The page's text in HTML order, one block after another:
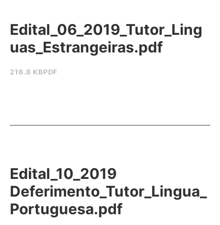
216.8 KBPDF
Edital_06_2019_Tutor_Ling
uas_Estrangeiras.pdf
Edital_10_2019
Deferimento_Tutor_Lingua_
Portuguesa.pdf